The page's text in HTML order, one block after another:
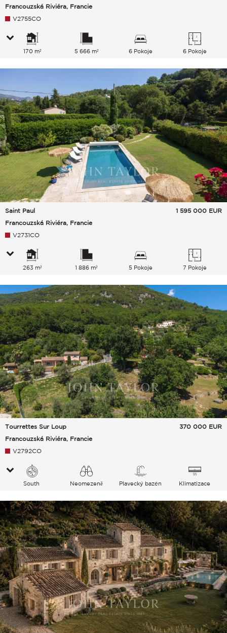
Francouzská Riviéra, Francie
V2755CO
170 m² 5 666 m² 6 Pokoje 6 Pokoje
Saint Paul
Francouzská Riviéra, Francie
1 595 000 EUR
V2731CO
263 m² 1 886 m² 5 Pokoje 7 Pokoje
Tourrettes Sur Loup
Francouzská Riviéra, Francie
370 000 EUR
V2792CO
South
Neomezeně
Plavecký bazén Klimatizace